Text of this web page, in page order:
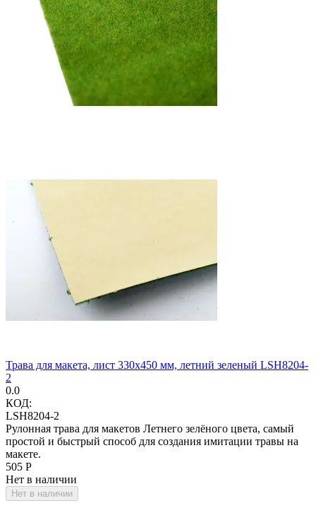
Трава для макета, лист 330х450 мм, летний зеленый LSH8204-
2
0.0
КОД:
LSH8204-2
Рулонная трава для макетов Летнего зелёного цвета, самый
простой и быстрый способ для создания имитации травы на
макете.
‍505‍ Р
Нет в наличии
Нет в наличии